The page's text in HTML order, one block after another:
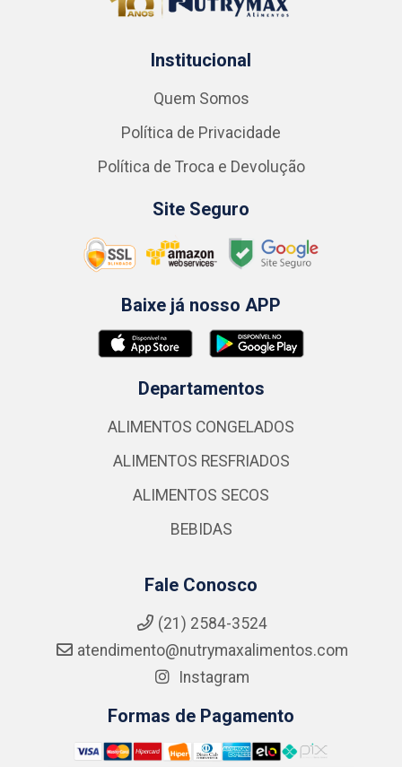
Institucional
Quem Somos
Política de Privacidade
Política de Troca e Devolução
Site Seguro
Baixe já nosso APP
Departamentos
ALIMENTOS CONGELADOS
ALIMENTOS RESFRIADOS
ALIMENTOS SECOS
BEBIDAS
Fale Conosco
(21) 2584-3524
atendimento@nutrymaxalimentos.com
Instagram
Formas de Pagamento